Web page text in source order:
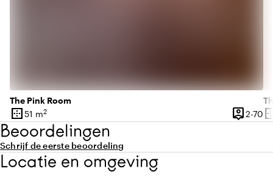
The Pink Room
border_outer
Oppervlakte
51 m2 person_pin2-70
Beoordelingen
Schrijf de eerste beoordeling
Locatie en omgeving